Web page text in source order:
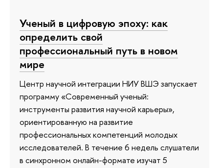
Ученый в цифровую эпоху: как
определить свой
профессиональный путь в новом
мире
Центр научной интеграции НИУ ВШЭ запускает
программу «Современный ученый:
инструменты развития научной карьеры»,
ориентированную на развитие
профессиональных компетенций молодых
исследователей. В течение 6 недель слушатели
в синхронном онлайн-формате изучат 5